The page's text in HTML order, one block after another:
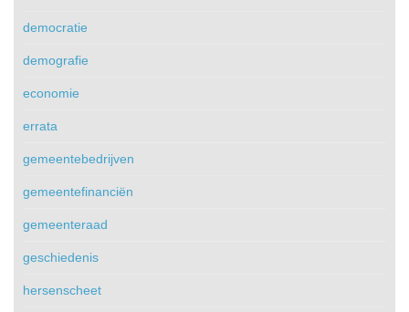
democratie
demografie
economie
errata
gemeentebedrijven
gemeentefinanciën
gemeenteraad
geschiedenis
hersenscheet